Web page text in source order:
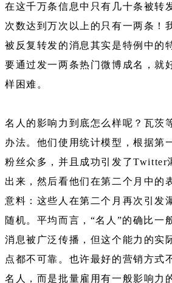
在这千万条信息中只有几十条被转
次数达到万次以上的只有一两条！
被反复转发的消息其实是特例中的
要通过发一两条热门微博成名，就
样困难。
名人的影响力到底怎么样呢？瓦茨
办法。他们使用统计模型，根据第
粉丝众多，并且成功引发了Twitter
出来，然后看他们在第二个月中的
意料：这些人在第二个月再次引发
随机。平均而言，“名人”的确比一
消息被广泛传播，但这个能力的实
点都不可靠。也许最好的营销方式
名人，而是批量雇用有一般影响力